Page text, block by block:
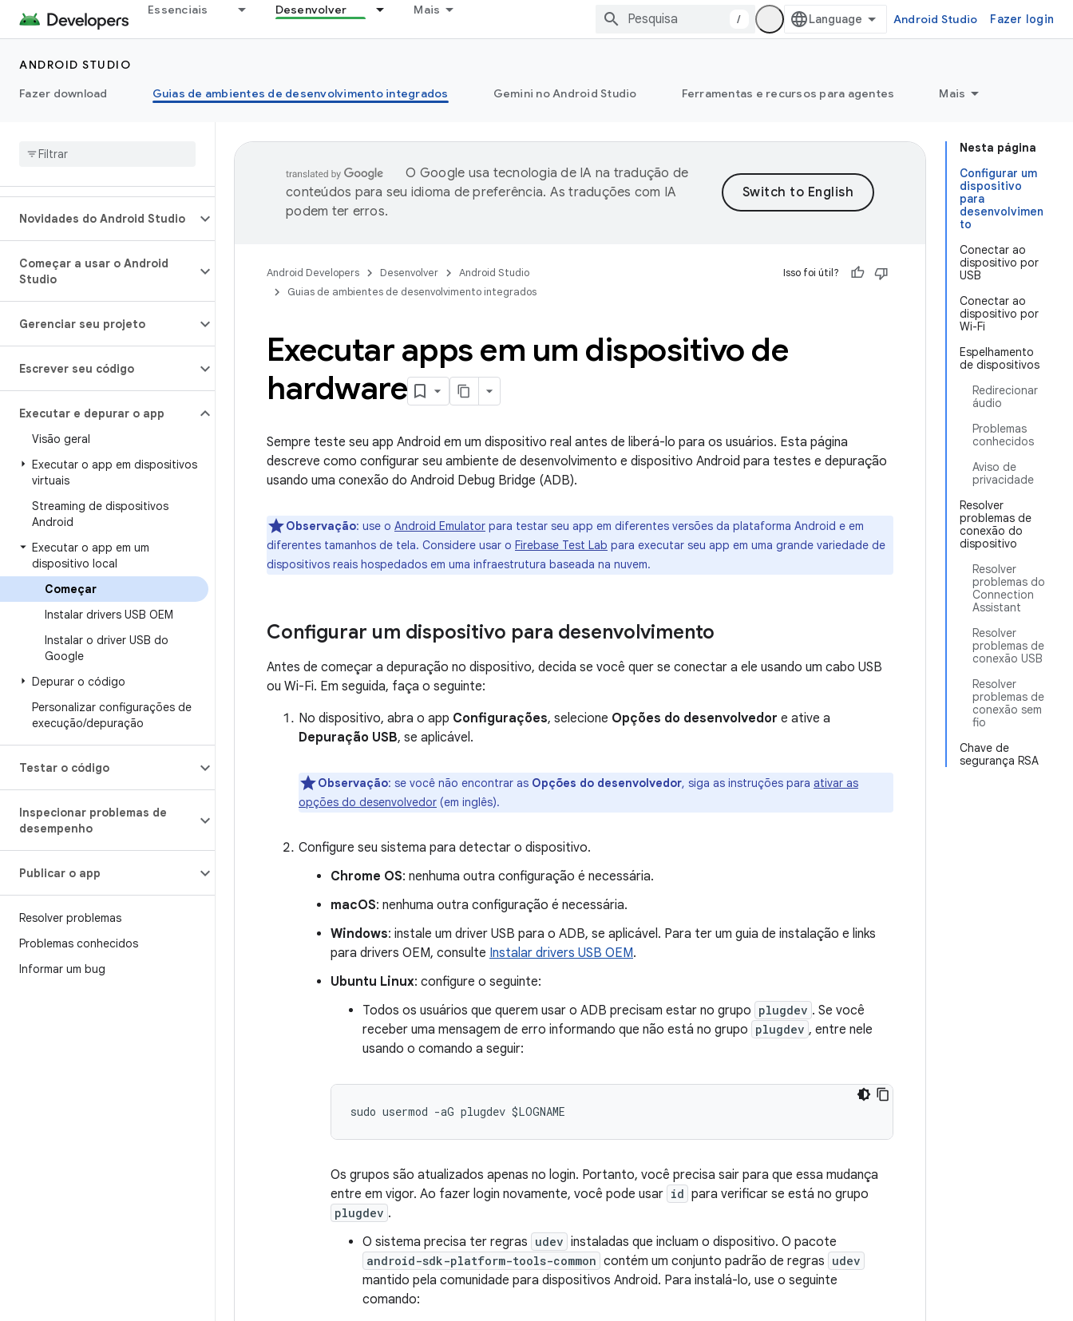
Essenciais Desenvolver Mais
/ Android Studio Fazer login
ANDROID STUDIO
Fazer download
Guias de ambientes de desenvolvimento integrados Gemini no Android Studio Ferramentas e recursos para agentes Mais
Novidades do Android Studio
Começar a usar o Android
Studio
Gerenciar seu projeto
Escrever seu código
Executar e depurar o app
Visão geral
Executar o app em dispositivos
virtuais
Streaming de dispositivos
Android
Executar o app em um
dispositivo local
Começar
Instalar drivers USB OEM
Instalar o driver USB do
Google
Depurar o código
Personalizar configurações de
execução/depuração
Testar o código
Inspecionar problemas de
desempenho
Publicar o app
Resolver problemas
Problemas conhecidos
Informar um bug
Nesta página
Configurar um
dispositivo
para
desenvolvimen
to
Conectar ao
dispositivo por
USB
Conectar ao
dispositivo por
Wi-Fi
Espelhamento
de dispositivos
Redirecionar
áudio
Problemas
conhecidos
Aviso de
privacidade
Resolver
problemas de
conexão do
dispositivo
Resolver
problemas do
Connection
Assistant
Resolver
problemas de
conexão USB
Resolver
problemas de
conexão sem
fio
Chave de
segurança RSA
O Google usa tecnologia de IA na tradução de
conteúdos para seu idioma de preferência. As traduções com IA
podem ter erros.
Android Developers Desenvolver
Android Studio
Guias de ambientes de desenvolvimento integrados
Isso foi útil?
Executar apps em um dispositivo de
hardware
Sempre teste seu app Android em um dispositivo real antes de liberá-lo para os usuários. Esta página
descreve como configurar seu ambiente de desenvolvimento e dispositivo Android para testes e depuração
usando uma conexão do Android Debug Bridge (ADB).
Observação: use o Android Emulator para testar seu app em diferentes versões da plataforma Android e em
diferentes tamanhos de tela. Considere usar o Firebase Test Lab para executar seu app em uma grande variedade de
dispositivos reais hospedados em uma infraestrutura baseada na nuvem.
Configurar um dispositivo para desenvolvimento
Antes de começar a depuração no dispositivo, decida se você quer se conectar a ele usando um cabo USB
ou Wi-Fi. Em seguida, faça o seguinte:
No dispositivo, abra o app Configurações, selecione Opções do desenvolvedor e ative a
Depuração USB, se aplicável.
Observação: se você não encontrar as Opções do desenvolvedor, siga as instruções para ativar as
opções do desenvolvedor (em inglês).
Configure seu sistema para detectar o dispositivo.
Chrome OS: nenhuma outra configuração é necessária.
macOS: nenhuma outra configuração é necessária.
Windows: instale um driver USB para o ADB, se aplicável. Para ter um guia de instalação e links
para drivers OEM, consulte Instalar drivers USB OEM.
Ubuntu Linux: configure o seguinte:
Todos os usuários que querem usar o ADB precisam estar no grupo plugdev . Se você
receber uma mensagem de erro informando que não está no grupo plugdev , entre nele
usando o comando a seguir:
Os grupos são atualizados apenas no login. Portanto, você precisa sair para que essa mudança
entre em vigor. Ao fazer login novamente, você pode usar id para verificar se está no grupo
plugdev .
O sistema precisa ter regras udev instaladas que incluam o dispositivo. O pacote
android-sdk-platform-tools-common contém um conjunto padrão de regras udev
mantido pela comunidade para dispositivos Android. Para instalá-lo, use o seguinte
comando: